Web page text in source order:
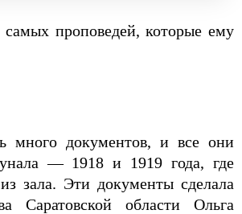
проповедей, которые ему
много документов, и все они
— 1918 и 1919 года, где
зала. Эти документы сделала
Саратовской области Ольга